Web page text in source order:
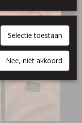
Selectie toestaan
Nee, niet akkoord